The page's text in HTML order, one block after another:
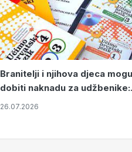
Branitelji i njihova djeca mogu
dobiti naknadu za udžbenike:
zahtjevi se podnose do 31.
26.07.2026